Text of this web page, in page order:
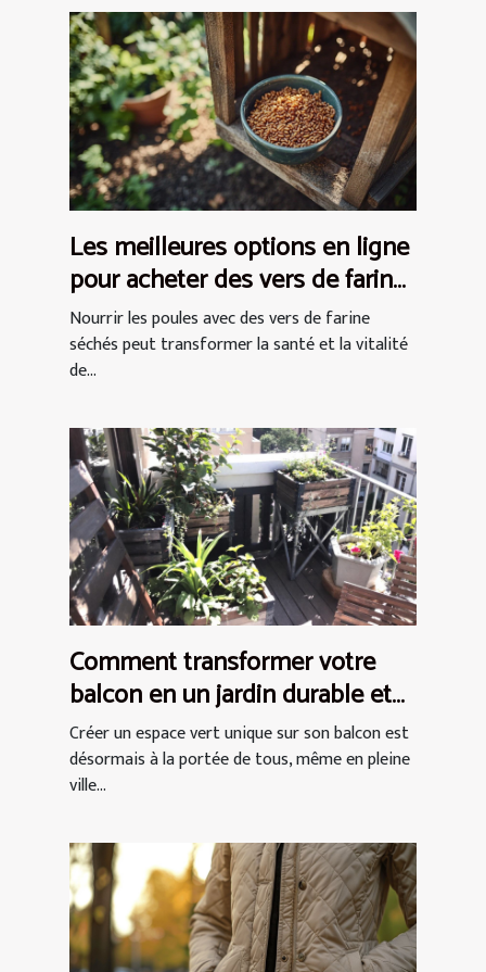
Les meilleures options en ligne
pour acheter des vers de farine
séchés pour les poules
Nourrir les poules avec des vers de farine
séchés peut transformer la santé et la vitalité
de...
Comment transformer votre
balcon en un jardin durable et
chic
Créer un espace vert unique sur son balcon est
désormais à la portée de tous, même en pleine
ville...